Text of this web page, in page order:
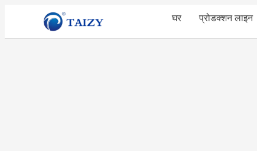
घर प्रोडक्शन लाइन